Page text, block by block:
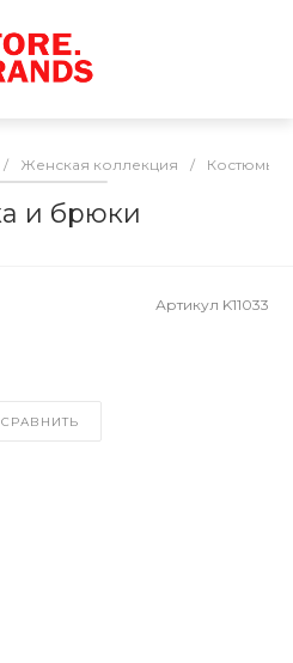
/ Женская коллекция / Костюмы
и брюки
Артикул K11033
СРАВНИТЬ